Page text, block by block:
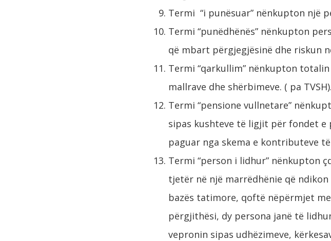
Termi “i punësuar” nënkupton një
Termi “punëdhënës” nënkupton
që mbart përgjegjësinë dhe riskun
Termi “qarkullim” nënkupton
mallrave dhe shërbimeve. ( pa TVSH).
Termi “pensione vullnetare”
sipas kushteve të ligjit për fondet e
paguar nga skema e kontributeve
Termi “person i lidhur” nënkupton
tjetër në një marrëdhënie që
bazës tatimore, qoftë nëpërmjet
përgjithësi, dy persona janë të
vepronin sipas udhëzimeve,